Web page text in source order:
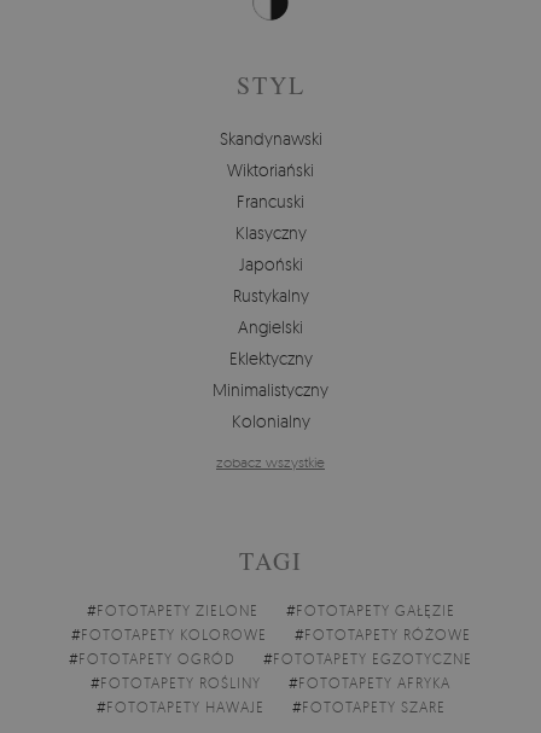
STYL
Skandynawski
Wiktoriański
Francuski
Klasyczny
Japoński
Rustykalny
Angielski
Eklektyczny
Minimalistyczny
Kolonialny
zobacz wszystkie
TAGI
#FOTOTAPETY ZIELONE #FOTOTAPETY GAŁĘZIE
#FOTOTAPETY KOLOROWE #FOTOTAPETY RÓŻOWE
#FOTOTAPETY OGRÓD #FOTOTAPETY EGZOTYCZNE
#FOTOTAPETY ROŚLINY #FOTOTAPETY AFRYKA
#FOTOTAPETY HAWAJE #FOTOTAPETY SZARE